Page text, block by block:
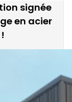
signée
en acier